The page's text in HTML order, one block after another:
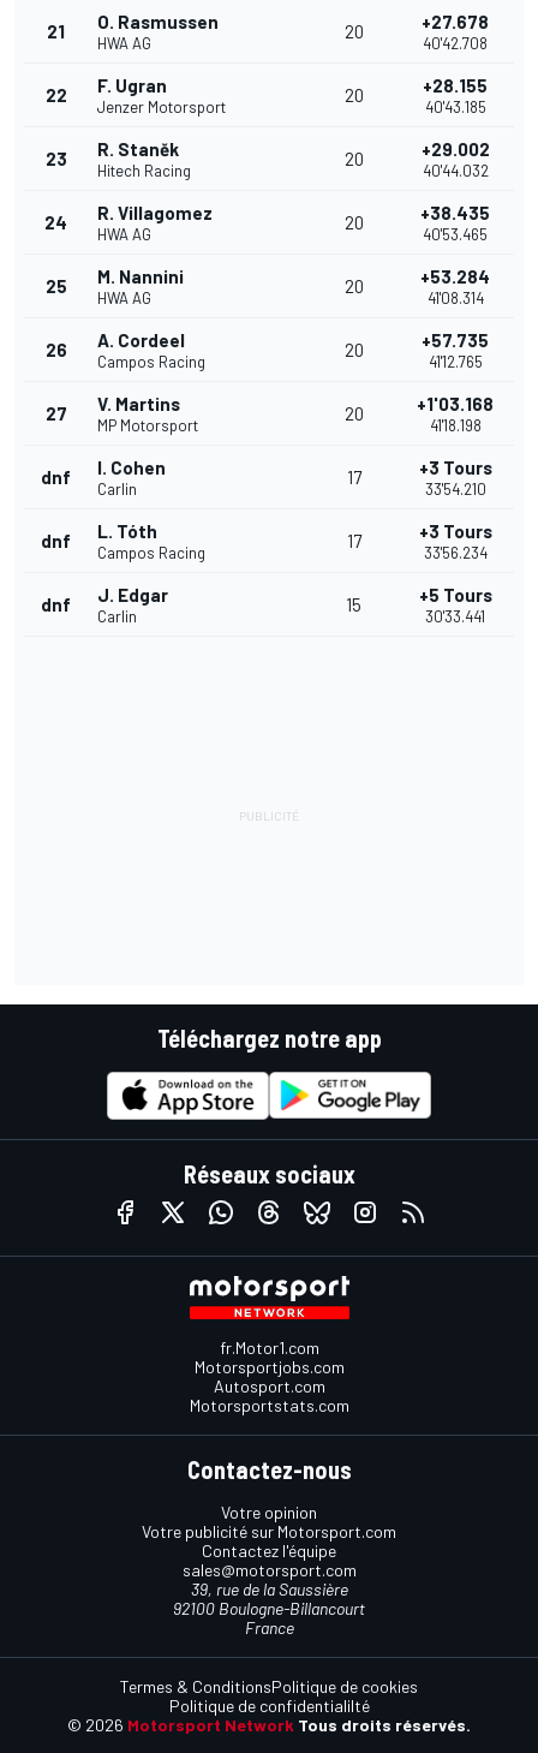
21 O. Rasmussen
HWA AG
20 +27.678
40'42.708
22 F. Ugran
Jenzer Motorsport
20 +28.155
40'43.185
23 R. Staněk
Hitech Racing
20 +29.002
40'44.032
24 R. Villagomez
HWA AG
20 +38.435
40'53.465
25 M. Nannini
HWA AG
20 +53.284
41'08.314
26 A. Cordeel
Campos Racing
20 +57.735
41'12.765
27 V. Martins
MP Motorsport
20 +1'03.168
41'18.198
dnf I. Cohen
Carlin
17 +3 Tours
33'54.210
dnf L. Tóth
Campos Racing
17 +3 Tours
33'56.234
dnf J. Edgar
Carlin
15 +5 Tours
30'33.441
Téléchargez notre app
Réseaux sociaux
fr.Motor1.com
Motorsportjobs.com
Autosport.com
Motorsportstats.com
Contactez-nous
Votre opinion
Votre publicité sur Motorsport.com
Contactez l'équipe
sales@motorsport.com
39, rue de la Saussière
92100 Boulogne-Billancourt
France
© 2026 Motorsport Network Tous droits réservés.
Termes & ConditionsPolitique de cookies
Politique de confidentialilté